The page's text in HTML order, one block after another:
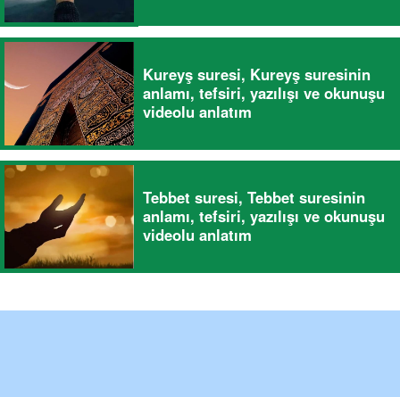
Kureyş suresi, Kureyş suresinin
anlamı, tefsiri, yazılışı ve okunuşu
videolu anlatım
Tebbet suresi, Tebbet suresinin
anlamı, tefsiri, yazılışı ve okunuşu
videolu anlatım